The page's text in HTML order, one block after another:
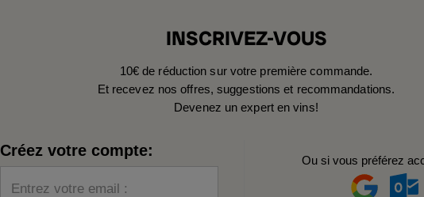
INSCRIVEZ-VOUS
10€ de réduction sur votre première commande.
Et recevez nos offres, suggestions et recommandations.
Devenez un expert en vins!
Créez votre compte:
Entrez votre email :
Ou si vous préférez